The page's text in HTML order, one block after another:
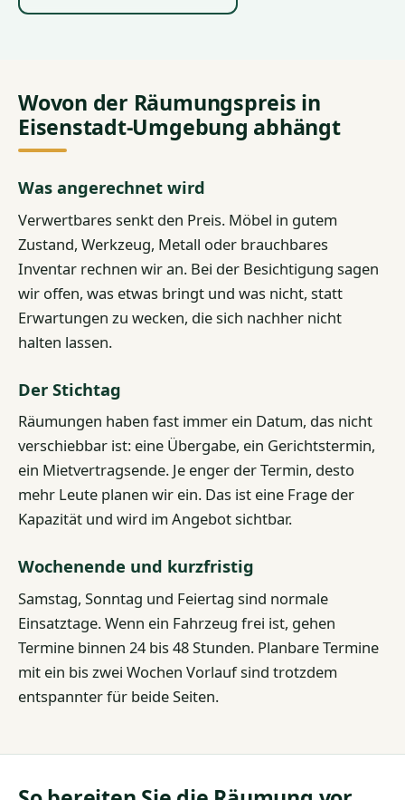
Wovon der Räumungspreis in
Eisenstadt-Umgebung abhängt
Was angerechnet wird
Verwertbares senkt den Preis. Möbel in gutem
Zustand, Werkzeug, Metall oder brauchbares
Inventar rechnen wir an. Bei der Besichtigung sagen
wir offen, was etwas bringt und was nicht, statt
Erwartungen zu wecken, die sich nachher nicht
halten lassen.
Der Stichtag
Räumungen haben fast immer ein Datum, das nicht
verschiebbar ist: eine Übergabe, ein Gerichtstermin,
ein Mietvertragsende. Je enger der Termin, desto
mehr Leute planen wir ein. Das ist eine Frage der
Kapazität und wird im Angebot sichtbar.
Wochenende und kurzfristig
Samstag, Sonntag und Feiertag sind normale
Einsatztage. Wenn ein Fahrzeug frei ist, gehen
Termine binnen 24 bis 48 Stunden. Planbare Termine
mit ein bis zwei Wochen Vorlauf sind trotzdem
entspannter für beide Seiten.